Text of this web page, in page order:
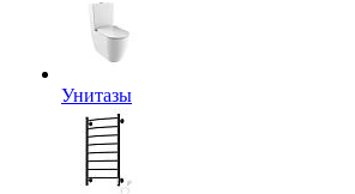
Унитазы